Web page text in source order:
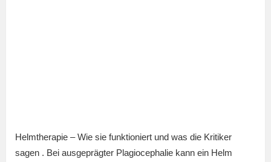
Helmtherapie – Wie sie funktioniert und was die Kritiker
sagen . Bei ausgeprägter Plagiocephalie kann ein Helm